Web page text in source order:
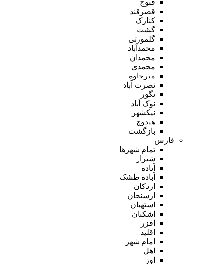
فنوج
قصرقند
کنارک
گشت
گلمورتی
محمدآباد
محمدان
محمدی
میرجاوه
نصرت آباد
نگور
نوک آباد
نیکشهر
هیدوچ
بازگشت
فارس
تمام شهر‌ها
شیراز
آباده
آباده طشک
اردکان
ارسنجان
استهبان
اشکنان
افزر
اقلید
امام شهر
اهل
اوز